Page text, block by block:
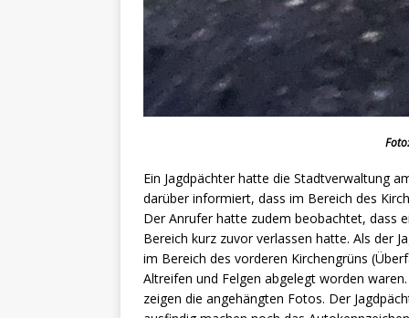
Ein Jagdpächter hatte die Stadtverwaltung
darüber informiert, dass im Bereich des
Der Anrufer hatte zudem beobachtet, dass
Bereich kurz zuvor verlassen hatte. Als der
im Bereich des vorderen Kirchengrüns
Altreifen und Felgen abgelegt worden
zeigen die angehängten Fotos. Der